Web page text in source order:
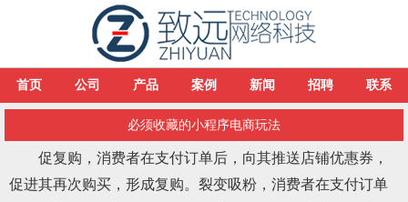
首页 公司 产品 案例 新闻 招聘 联系
必须收藏的小程序电商玩法
促复购，消费者在支付订单后，向其推送店铺优惠券，
促进其再次购买，形成复购。裂变吸粉，消费者在支付订单